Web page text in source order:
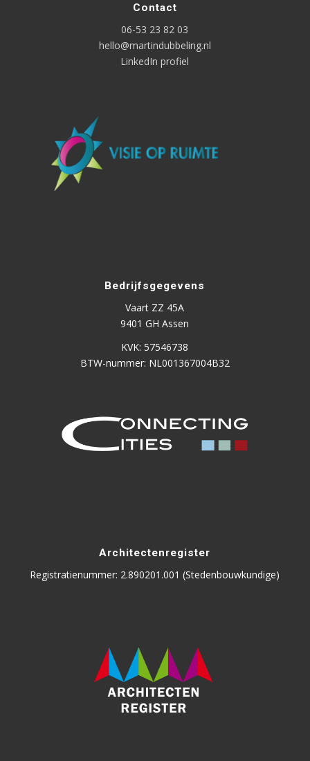
Contact
06-53 23 82 03
hello@martindubbeling.nl
LinkedIn profiel
Bedrijfsgegevens
Vaart ZZ 45A
9401 GH Assen
KVK: 57546738
BTW-nummer: NL001367004B32
Architectenregister
Registratienummer: 2.890201.001 (Stedenbouwkundige)